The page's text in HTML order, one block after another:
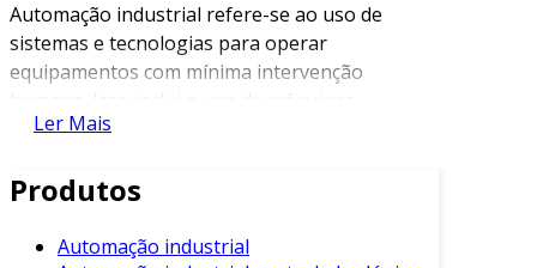
Automação industrial refere-se ao uso de
sistemas e tecnologias para operar
equipamentos com mínima intervenção
humana. Isso inclui o uso de máquinas,
controladores e software que permitem a
Com essas tecnologias, é possível monitorar e
controlar diferentes etapas da produção. Dessa
Ler Mais
Produtos
Automação industrial